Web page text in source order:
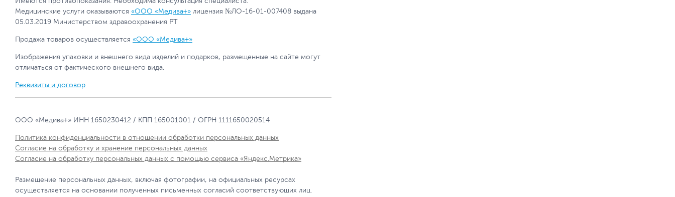
Медицинские услуги оказываются «ООО «Медива+» лицензия №ЛО-16-01-007408 выдана
05.03.2019 Министерством здравоохранения РТ
Продажа товаров осуществляется «ООО «Медива+»
Изображения упаковки и внешнего вида изделий и подарков, размещенные на сайте могут
отличаться от фактического внешнего вида.
Реквизиты и договор
ООО «Медива+» ИНН 1650230412 / КПП 165001001 / ОГРН 1111650020514
Политика конфиденциальности в отношении обработки персональных данных
Согласие на обработку и хранение персональных данных
Согласие на обработку персональных данных с помощью сервиса «Яндекс.Метрика»
Размещение персональных данных, включая фотографии, на официальных ресурсах
осуществляется на основании полученных письменных согласий соответствующих лиц.